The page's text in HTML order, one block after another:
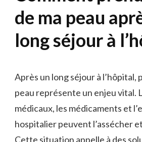
de ma peau
long séjour à
Après un long séjour à l’hôpital,
peau représente un enjeu vital.
médicaux, les médicaments et
hospitalier peuvent l’assécher
Cette situation appelle à des